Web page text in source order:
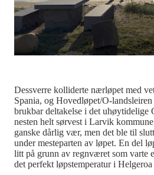
Dessverre kolliderte nærløpet med
Spania, og Hovedløpet/O-
brukbar deltakelse i det
nesten helt sørvest i Larvik
ganske dårlig vær, men det ble til
under mesteparten av løpet. En del
litt på grunn av regnværet som
det perfekt løpstemperatur i